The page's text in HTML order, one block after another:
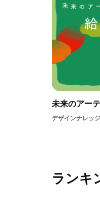
未来のアー
デザインナレッ
ランキ